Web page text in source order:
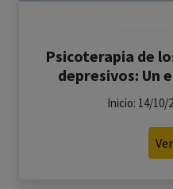
Psicoterapia de
depresivos: Un
Inicio: 14/10/